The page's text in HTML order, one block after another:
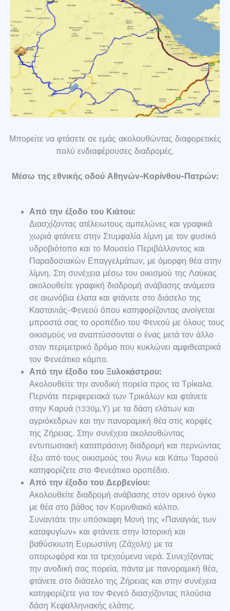
Μπορείτε να φτάσετε σε εμάς ακολουθώντας διαφορετικές
πολύ ενδιαφέρουσες διαδρομές.
Μέσω της εθνικής οδού Αθηνών-Κορίνθου-Πατρών:
Από την έξοδο του Κιάτου:
Διασχίζοντας ατέλειωτους αμπελώνες και γραφικά
χωριά φτάνετε στην Στυμφαλία λίμνη με τον φυσικό
υδροβιότοπο και το Μουσείο Περιβάλλοντος και
Παραδοσιακών Επαγγελμάτων, με όμορφη θέα στην
λίμνη. Στη συνέχεια μέσω του οικισμού της Λαύκας
ακολουθείτε γραφική διαδρομή ανάβασης ανάμεσα
σε αιωνόβια έλατα και φτάνετε στο διάσελο της
Καστανιάς-Φενεού όπου κατηφορίζοντας ανοίγεται
μπροστά σας το οροπέδιο του Φενεού με όλους τους
οικισμούς να αναπτύσσονται ο ένας μετά τον άλλο
στον περιμετρικό δρόμο που κυκλώνει αμφιθεατρικά
τον Φενεάτικο κάμπο.
Από την έξοδο του Ξυλοκάστρου:
Ακολουθείτε την ανοδική πορεία προς τα Τρίκαλα.
Περνάτε περιφερειακά των Τρικάλων και φτάνετε
στην Καρυά (1330μ.Υ) με τα δάση ελάτων και
αγριόκεδρων και την πανοραμική θέα στις κορφές
της Ζήρειας. Στην συνέχεια ακολουθώντας
εντυπωσιακή καταπράσινη διαδρομή και περνώντας
έξω από τους οικισμούς του Άνω και Κάτω Ταρσού
κατηφορίζετε στο Φενεάτικο οροπέδιο.
Από την έξοδο του Δερβενίου:
Ακολουθείτε διαδρομή ανάβασης στον ορεινό όγκο
με θέα στο βάθος τον Κορινθιακό κόλπο.
Συναντάτε την υπόσκαφη Μονή της «Παναγιάς των
καταφυγίων» και φτάνετε στην Ιστορική και
βαθύσκιωτη Ευρωστίνη (Ζάχολη) με τα
οπορωφόρα και τα τρεχούμενα νερά. Συνεχίζοντας
την ανοδική σας πορεία, πάντα με πανοραμική θέα,
φτάνετε στο διάσελο της Ζήρειας και στην συνέχεια
κατηφορίζετε για τον Φενεό διασχίζοντας πλούσια
δάση Κεφαλληνιακής ελάτης.